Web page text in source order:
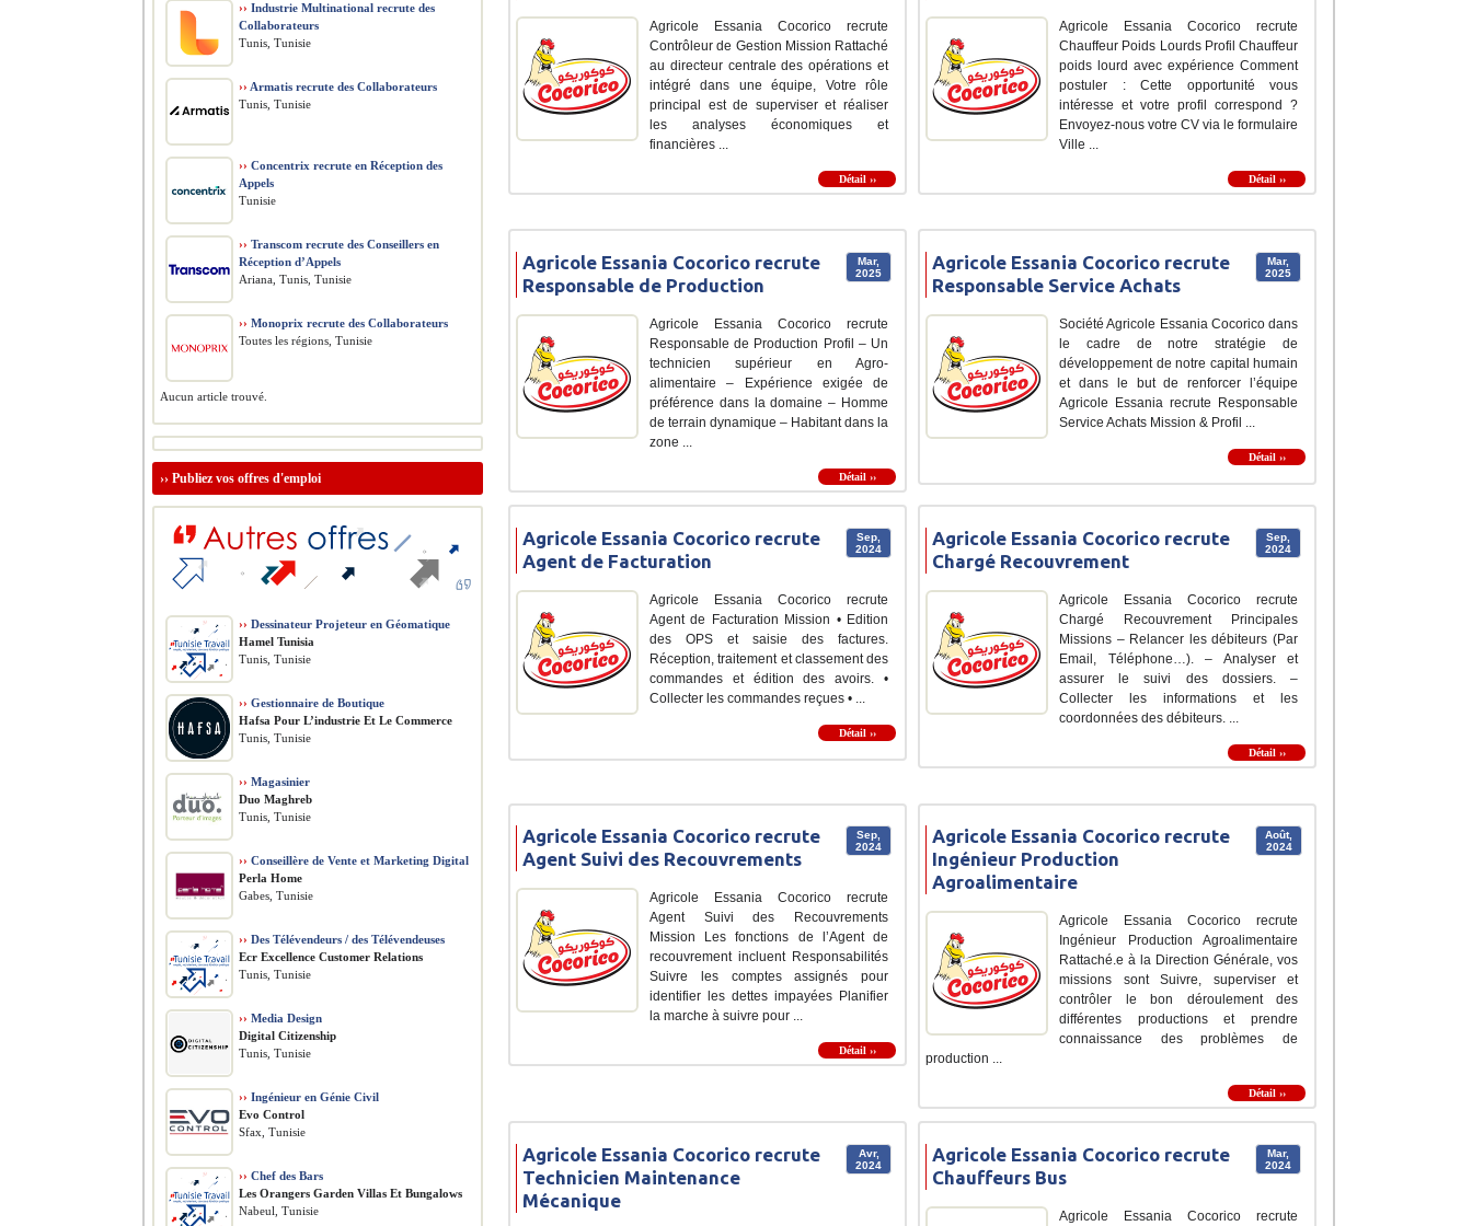
Agricole Essania Cocorico recrute
Contrôleur de Gestion Mission Rattaché
au directeur centrale des opérations et
intégré dans une équipe, Votre rôle
principal est de superviser et réaliser
les analyses économiques et
financières ...
Détail ››
Agricole Essania Cocorico recrute
Chauffeur Poids Lourds Profil Chauffeur
poids lourd avec expérience Comment
postuler : Cette opportunité vous
intéresse et votre profil correspond ?
Envoyez-nous votre CV via le formulaire
Ville ...
Détail ››
Mar,
2025
Agricole Essania Cocorico recrute
Responsable de Production
Agricole Essania Cocorico recrute
Responsable de Production Profil – Un
technicien supérieur en Agro-
alimentaire – Expérience exigée de
préférence dans la domaine – Homme
de terrain dynamique – Habitant dans la
zone ...
Détail ››
Mar,
2025
Agricole Essania Cocorico recrute
Responsable Service Achats
Société Agricole Essania Cocorico dans
le cadre de notre stratégie de
développement de notre capital humain
et dans le but de renforcer l’équipe
Agricole Essania recrute Responsable
Service Achats Mission & Profil ...
Détail ››
Sep,
2024
Agricole Essania Cocorico recrute
Agent de Facturation
Agricole Essania Cocorico recrute
Agent de Facturation Mission • Edition
des OPS et saisie des factures.
Réception, traitement et classement des
commandes et édition des avoirs. •
Collecter les commandes reçues • ...
Détail ››
Sep,
2024
Agricole Essania Cocorico recrute
Chargé Recouvrement
Agricole Essania Cocorico recrute
Chargé Recouvrement Principales
Missions – Relancer les débiteurs (Par
Email, Téléphone…). – Analyser et
assurer le suivi des dossiers. –
Collecter les informations et les
coordonnées des débiteurs. ...
Détail ››
Sep,
2024
Agricole Essania Cocorico recrute
Agent Suivi des Recouvrements
Agricole Essania Cocorico recrute
Agent Suivi des Recouvrements
Mission Les fonctions de l’Agent de
recouvrement incluent Responsabilités
Suivre les comptes assignés pour
identifier les dettes impayées Planifier
la marche à suivre pour ...
Détail ››
Août,
2024
Agricole Essania Cocorico recrute
Ingénieur Production
Agroalimentaire
Agricole Essania Cocorico recrute
Ingénieur Production Agroalimentaire
Rattaché.e à la Direction Générale, vos
missions sont Suivre, superviser et
contrôler le bon déroulement des
différentes productions et prendre
connaissance des problèmes de
production ...
Détail ››
Avr,
2024
Agricole Essania Cocorico recrute
Technicien Maintenance
Mécanique
Mar,
2024
Agricole Essania Cocorico recrute
Chauffeurs Bus
Agricole Essania Cocorico recrute
›› Industrie Multinational recrute des
Collaborateurs
Tunis, Tunisie
›› Armatis recrute des Collaborateurs
Tunis, Tunisie
›› Concentrix recrute en Réception des
Appels
Tunisie
›› Transcom recrute des Conseillers en
Réception d’Appels
Ariana, Tunis, Tunisie
›› Monoprix recrute des Collaborateurs
Toutes les régions, Tunisie
Aucun article trouvé.
›› Publiez vos offres d'emploi
›› Dessinateur Projeteur en Géomatique
Hamel Tunisia
Tunis, Tunisie
›› Gestionnaire de Boutique
Hafsa Pour L’industrie Et Le Commerce
Tunis, Tunisie
›› Magasinier
Duo Maghreb
Tunis, Tunisie
›› Conseillère de Vente et Marketing Digital
Perla Home
Gabes, Tunisie
›› Des Télévendeurs / des Télévendeuses
Ecr Excellence Customer Relations
Tunis, Tunisie
›› Media Design
Digital Citizenship
Tunis, Tunisie
›› Ingénieur en Génie Civil
Evo Control
Sfax, Tunisie
›› Chef des Bars
Les Orangers Garden Villas Et Bungalows
Nabeul, Tunisie